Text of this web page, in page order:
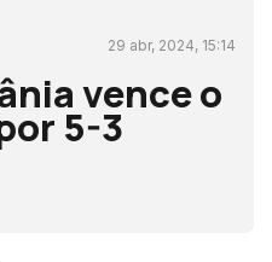
29 abr, 2024, 15:14
vence o
5-3